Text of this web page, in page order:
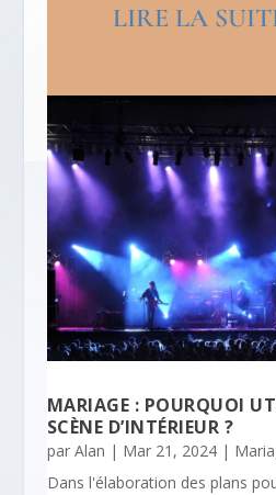
LIRE LA
MARIAGE : POURQUOI
SCÈNE D’INTÉRIEUR ?
par Alan | Mar 21, 2024|
Dans l'élaboration des plans